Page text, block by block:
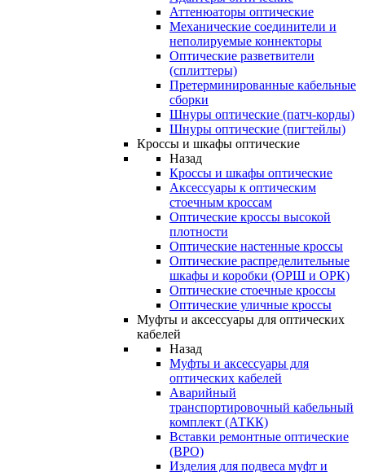
Аттенюаторы оптические
Механические соединители и
неполируемые коннекторы
Оптические разветвители
(сплиттеры)
Претерминированные кабельные
сборки
Шнуры оптические (патч-корды)
Шнуры оптические (пигтейлы)
Кроссы и шкафы оптические
Назад
Кроссы и шкафы оптические
Аксессуары к оптическим
стоечным кроссам
Оптические кроссы высокой
плотности
Оптические настенные кроссы
Оптические распределительные
шкафы и коробки (ОРШ и ОРК)
Оптические стоечные кроссы
Оптические уличные кроссы
Муфты и аксессуары для оптических
кабелей
Назад
Муфты и аксессуары для
оптических кабелей
Аварийный
транспортировочный кабельный
комплект (АТКК)
Вставки ремонтные оптические
(ВРО)
Изделия для подвеса муфт и